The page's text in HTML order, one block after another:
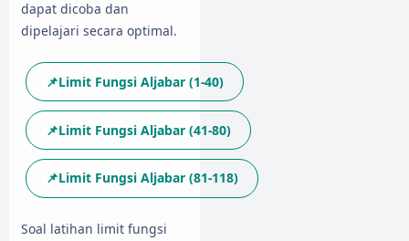
dapat dicoba dan
dipelajari secara optimal.
📌Limit Fungsi Aljabar (1-40)
📌Limit Fungsi Aljabar (41-80)
📌Limit Fungsi Aljabar (81-118)
Soal latihan limit fungsi